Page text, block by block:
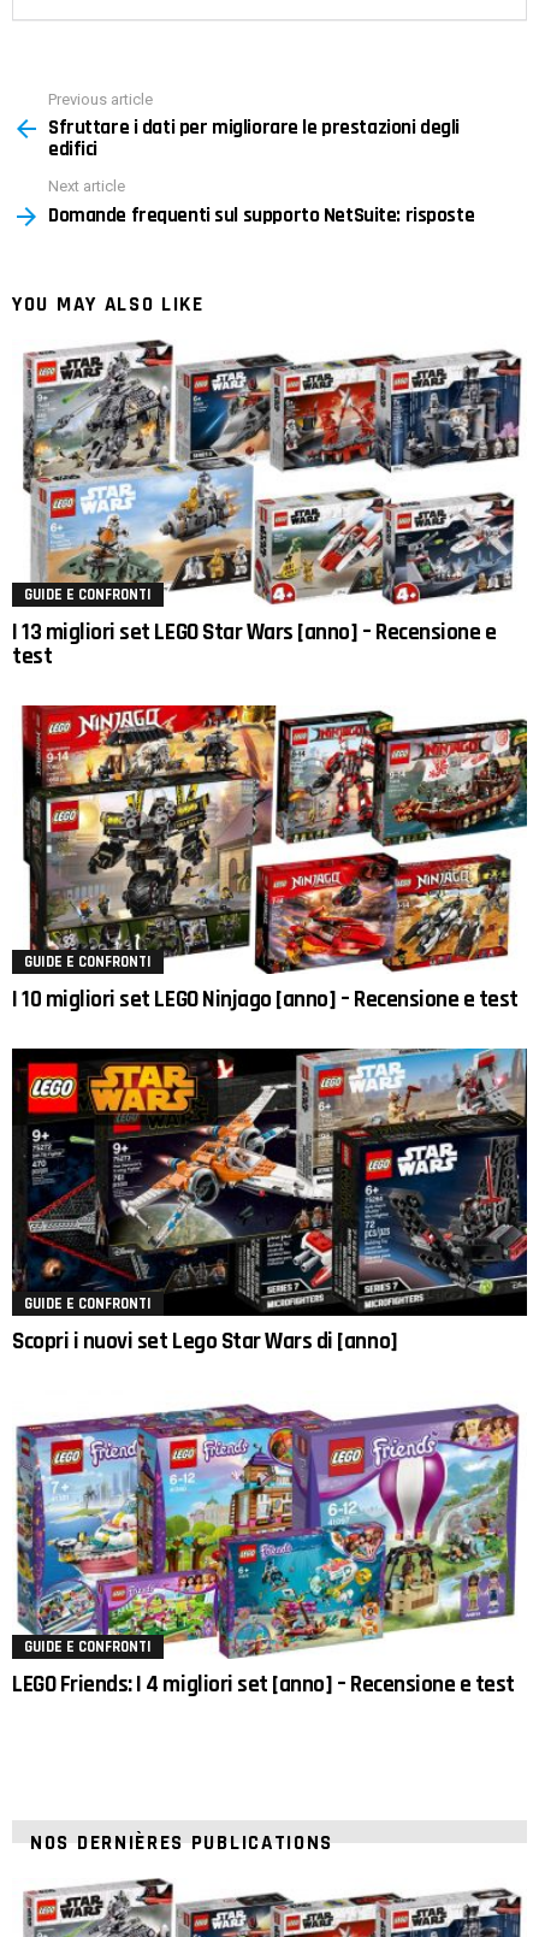
more
Previous article
Sfruttare i dati per migliorare le prestazioni degli
edifici
Next article
Domande frequenti sul supporto NetSuite: risposte
YOU MAY ALSO LIKE
GUIDE E CONFRONTI
I 13 migliori set LEGO Star Wars [anno] – Recensione e
test
GUIDE E CONFRONTI
I 10 migliori set LEGO Ninjago [anno] – Recensione e test
GUIDE E CONFRONTI
Scopri i nuovi set Lego Star Wars di [anno]
GUIDE E CONFRONTI
LEGO Friends: I 4 migliori set [anno] – Recensione e test
NOS DERNIÈRES PUBLICATIONS